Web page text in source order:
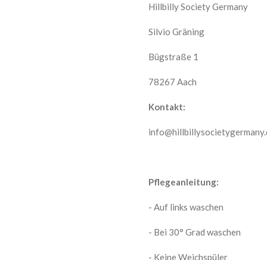
Hillbilly Society Germany
Silvio Gräning
Bügstraße 1
78267 Aach
Kontakt:
Pflegeanleitung:
- Auf links waschen
- Bei 30° Grad waschen
- Keine Weichspüler